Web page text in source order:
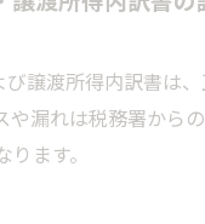
譲渡所得内訳書は
や漏れは税務署から
ます。